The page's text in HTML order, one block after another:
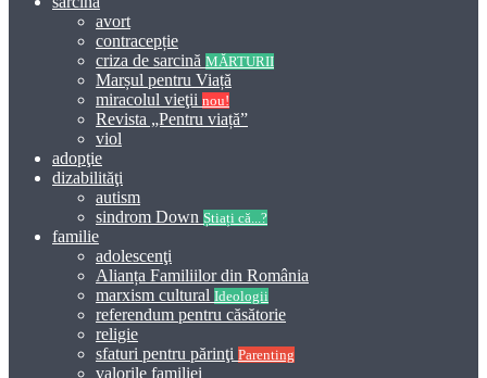
avort
contracepție
criza de sarcină MĂRTURII
Marșul pentru Viață
miracolul vieţii nou!
Revista „Pentru viață”
viol
adopţie
dizabilităţi
autism
sindrom Down Știați că...?
familie
adolescenţi
Alianța Familiilor din România
marxism cultural Ideologii
referendum pentru căsătorie
religie
sfaturi pentru părinţi Parenting
valorile familiei